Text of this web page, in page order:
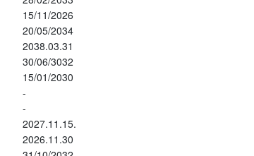
15/11/2026
20/05/2034
2038.03.31
30/06/3032
15/01/2030
-
-
2027.11.15.
2026.11.30